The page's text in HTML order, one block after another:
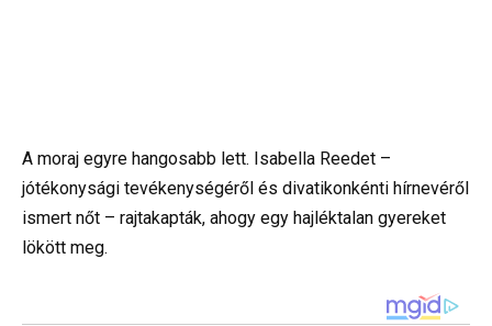
A moraj egyre hangosabb lett. Isabella Reedet –
jótékonysági tevékenységéről és divatikonkénti hírnevéről
ismert nőt – rajtakapták, ahogy egy hajléktalan gyereket
lökött meg.